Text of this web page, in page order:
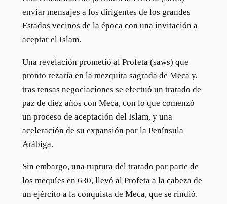
enviar mensajes a los dirigentes de los grandes
Estados vecinos de la época con una invitación a
aceptar el Islam.
Una revelación prometió al Profeta (saws) que
pronto rezaría en la mezquita sagrada de Meca y,
tras tensas negociaciones se efectuó un tratado de
paz de diez años con Meca, con lo que comenzó
un proceso de aceptación del Islam, y una
aceleración de su expansión por la Península
Arábiga.
Sin embargo, una ruptura del tratado por parte de
los mequíes en 630, llevó al Profeta a la cabeza de
un ejército a la conquista de Meca, que se rindió.